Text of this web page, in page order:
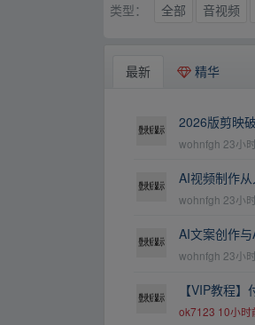
类型： 全部 音视频
最新 精华
2026版剪映
wohnfgh 23小
AI视频制作
wohnfgh 23小
AI文案创作
wohnfgh 23小
【VIP教程
ok7123 10小时